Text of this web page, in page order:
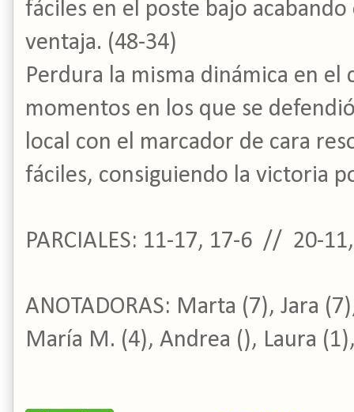
fáciles en el poste bajo
ventaja. (48-34)
Perdura la misma dinámica en
momentos en los que se
local con el marcador de cara
fáciles, consiguiendo la victoria
PARCIALES: 11-17, 17-6 // 20-
ANOTADORAS: Marta (7), Jara
María M. (4), Andrea (), Laura